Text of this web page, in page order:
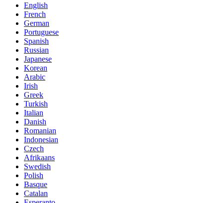
English
French
German
Portuguese
Spanish
Russian
Japanese
Korean
Arabic
Irish
Greek
Turkish
Italian
Danish
Romanian
Indonesian
Czech
Afrikaans
Swedish
Polish
Basque
Catalan